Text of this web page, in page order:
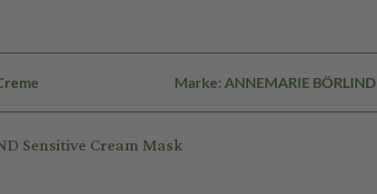
Marke: ANNEMARIE BÖRLIND
Sensitive Cream Mask